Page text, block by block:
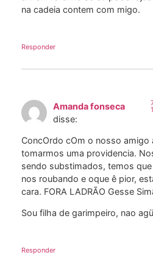
na cadeia contem com migo.
Responder
Amanda fonseca
disse:
ConcOrdo cOm o nosso amigo
tomarmos uma providencia.
sendo substimados, temos
nos roubando e oque ê pior,
cara. FORA LADRÃO Gesse
Sou filha de garimpeiro, nao
Responder